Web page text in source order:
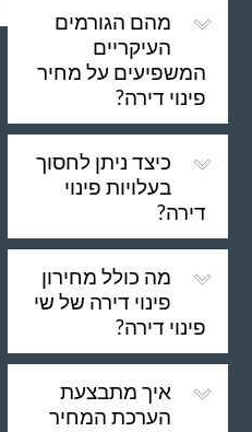
מהם הגורמים
העיקריים
המשפיעים על מחיר
פינוי דירה?
כיצד ניתן לחסוך
בעלויות פינוי
דירה?
מה כולל מחירון
פינוי דירה של שי
פינוי דירה?
איך מתבצעת
הערכת המחיר